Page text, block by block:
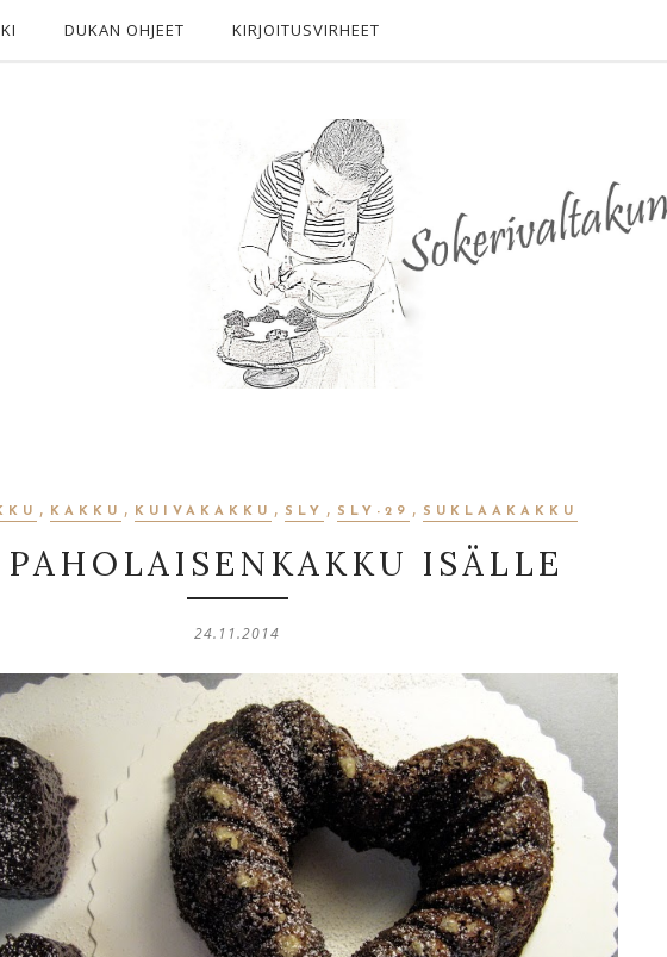
DUKAN OHJEET KIRJOITUSVIRHEET
, KAKKU , KUIVAKAKKU , SLY , SLY-29 , SUKLAAKAKKU
ISÄLLE
24.11.2014